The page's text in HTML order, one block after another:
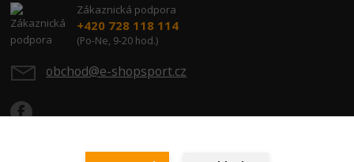
Zákaznická podpora
+420 728 118 114
(Po-Ne, 9-20 hod.)
obchod@e-shopsport.cz